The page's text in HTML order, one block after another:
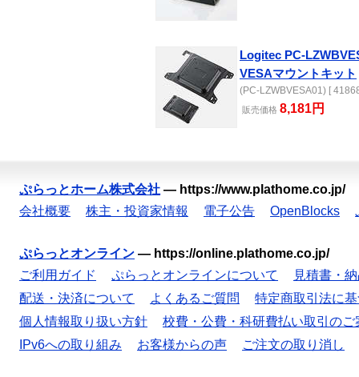
Logitec PC-
VESAマウントキット
(PC-LZWBVESA01) [
販売価格 8,181円
ぷらっとホーム株式会社 — https://www.plathome.co.jp/
会社概要
株主・投資家情報 電子公告 OpenBlocks
ぷらっとオンライン — https://online.plathome.co.jp/
ご利用ガイド
ぷらっとオンラインについて
見積書・
配送・決済について
よくあるご質問
特定商取引法に
個人情報取り扱い方針
校費・公費・科研費払い取引のご
IPv6への取り組み
お客様からの声 ご注文の取り消し